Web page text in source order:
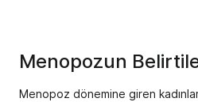
Menopozun
Menopoz dönemine giren